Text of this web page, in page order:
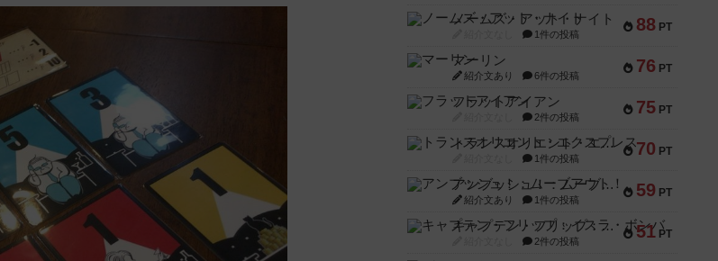
88 PT
ノームズ・アット・ナイト
1件の投稿
76 PT
マーリン
紹介文あり 6件の投稿
75 PT
フラットアイアン
2件の投稿
70 PT
トランスオリエント・エクスプレス
1件の投稿
59 PT
アンブッシュ！：ムーブアウト！
紹介文あり 1件の投稿
51 PT
キャプテン・フリップ：イスラ・ボンバ
2件の投稿